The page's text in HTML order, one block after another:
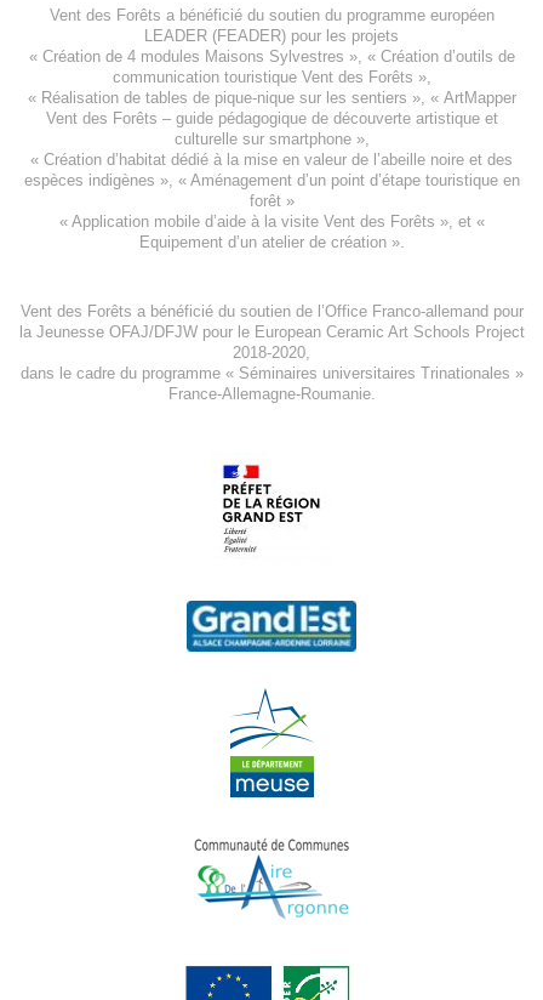
Vent des Forêts a bénéficié du soutien du programme européen
LEADER (FEADER) pour les projets
« Création de 4 modules Maisons Sylvestres », « Création d’outils de
communication touristique Vent des Forêts »,
« Réalisation de tables de pique-nique sur les sentiers », « ArtMapper
Vent des Forêts – guide pédagogique de découverte artistique et
culturelle sur smartphone »,
« Création d’habitat dédié à la mise en valeur de l’abeille noire et des
espèces indigènes », « Aménagement d’un point d’étape touristique en
forêt»
« Application mobile d’aide à la visite Vent des Forêts », et «
Equipement d’un atelier de création».
Vent des Forêts a bénéficié du soutien de l’Office Franco-allemand pour
la Jeunesse OFAJ/DFJWpour leEuropean Ceramic Art Schools Project
2018-2020
dans le cadre du programme « Séminaires universitaires Trinationales »
France-Allemagne-Roumanie.